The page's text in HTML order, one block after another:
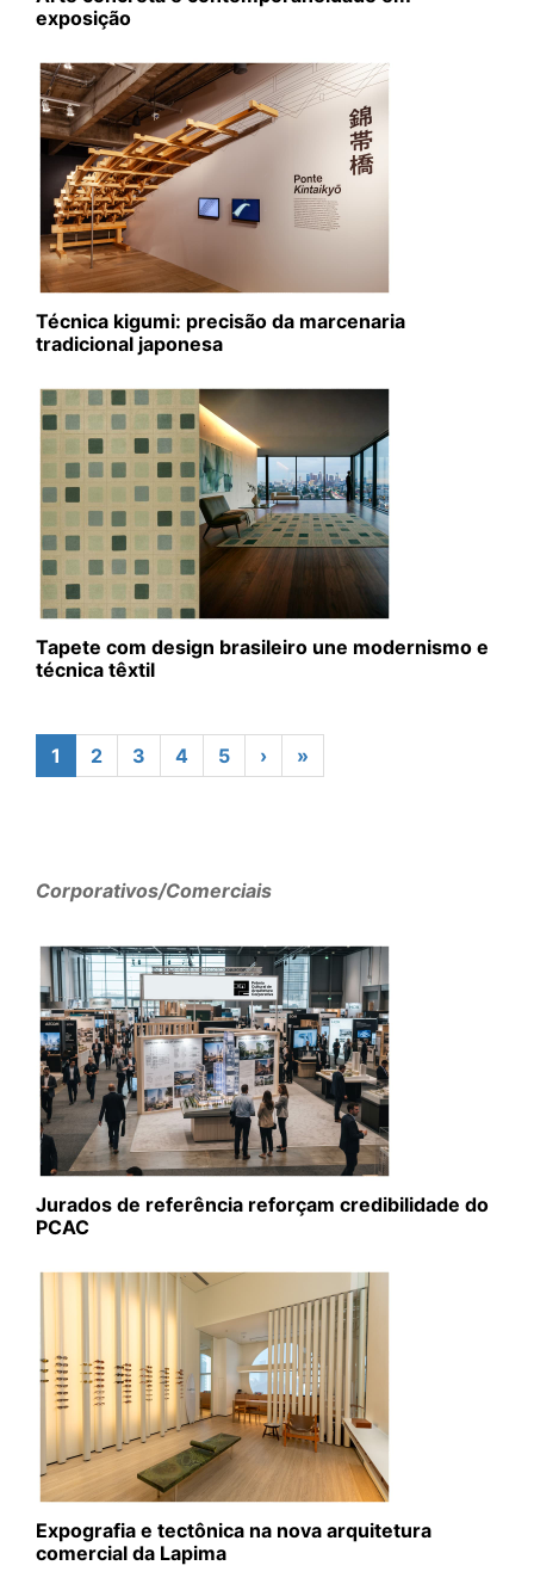
exposição
Técnica kigumi: precisão da marcenaria
tradicional japonesa
Tapete com design brasileiro une modernismo e
técnica têxtil
1 2 3 4 5 › »
Corporativos/Comerciais
Jurados de referência reforçam credibilidade do
PCAC
Expografia e tectônica na nova arquitetura
comercial da Lapima